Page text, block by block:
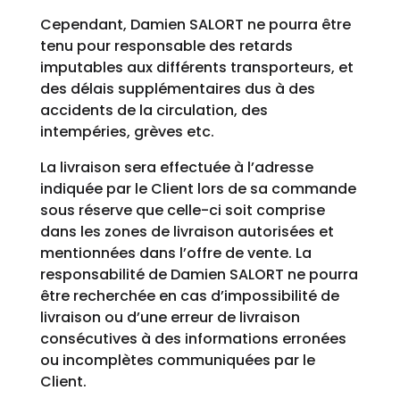
Cependant, Damien SALORT ne pourra être
tenu pour responsable des retards
imputables aux différents transporteurs, et
des délais supplémentaires dus à des
accidents de la circulation, des
intempéries, grèves etc.
La livraison sera effectuée à l’adresse
indiquée par le Client lors de sa commande
sous réserve que celle-ci soit comprise
dans les zones de livraison autorisées et
mentionnées dans l’offre de vente. La
responsabilité de Damien SALORT ne pourra
être recherchée en cas d’impossibilité de
livraison ou d’une erreur de livraison
consécutives à des informations erronées
ou incomplètes communiquées par le
Client.